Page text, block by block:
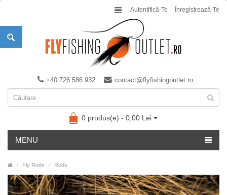
Autentifică-Te Înregistrează-Te
+40 726 586 932 contact@flyfishingoutlet.ro
0 produs(e) - 0,00 Lei
MENU
Fly Rods Rods